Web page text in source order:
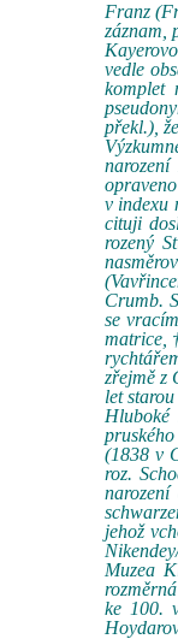
Franz
záznam,
vedle
komplet
překl.),
v indexu
cituji
rozený
Crumb.
se
matrice,
zřejmě z
let
Hluboké
(1838 v
roz.
jehož
Muzea
ke 100.